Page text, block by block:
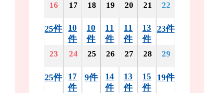
16
25件
17
10
件
18
10
件
19
11
件
20
11
件
21
13
件
22
23件
23
25件
24
17
件
25
9件
26
14
件
27
13
件
28
15
件
29
19件